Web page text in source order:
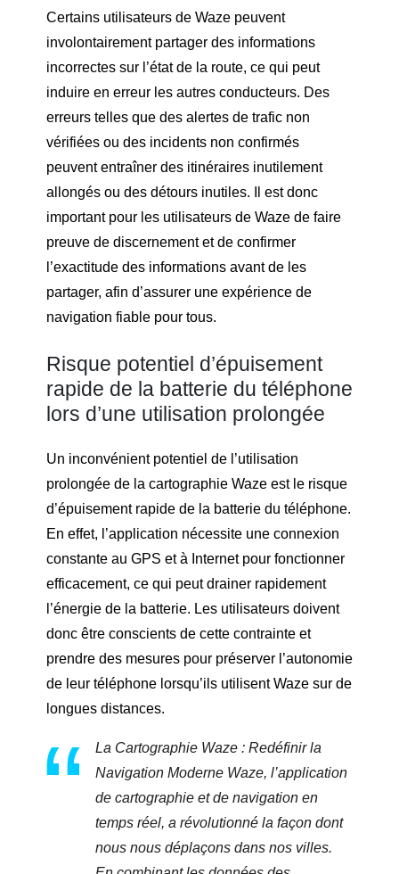
Certains utilisateurs de Waze peuvent
involontairement partager des informations
incorrectes sur l’état de la route, ce qui peut
induire en erreur les autres conducteurs. Des
erreurs telles que des alertes de trafic non
vérifiées ou des incidents non confirmés
peuvent entraîner des itinéraires inutilement
allongés ou des détours inutiles. Il est donc
important pour les utilisateurs de Waze de faire
preuve de discernement et de confirmer
l’exactitude des informations avant de les
partager, afin d’assurer une expérience de
navigation fiable pour tous.
Risque potentiel d’épuisement
rapide de la batterie du téléphone
lors d’une utilisation prolongée
Un inconvénient potentiel de l’utilisation
prolongée de la cartographie Waze est le risque
d’épuisement rapide de la batterie du téléphone.
En effet, l’application nécessite une connexion
constante au GPS et à Internet pour fonctionner
efficacement, ce qui peut drainer rapidement
l’énergie de la batterie. Les utilisateurs doivent
donc être conscients de cette contrainte et
prendre des mesures pour préserver l’autonomie
de leur téléphone lorsqu’ils utilisent Waze sur de
longues distances.
La Cartographie Waze : Redéfinir la
Navigation Moderne Waze, l’application
de cartographie et de navigation en
temps réel, a révolutionné la façon dont
nous nous déplaçons dans nos villes.